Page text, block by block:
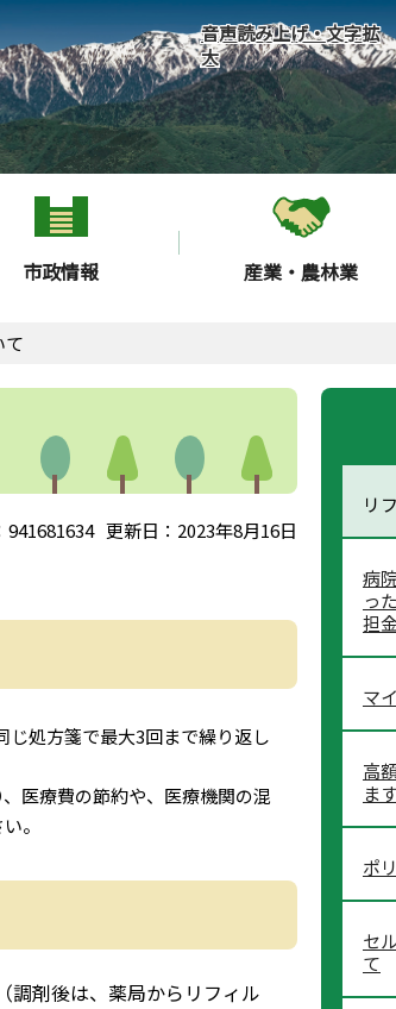
音声読み上げ・文字拡
大
市政情報 産業・農林業
て
941681634 更新日：2023年8月16日
処方箋で最大3回まで繰り返し
医療費の節約や、医療機関の混
。
調剤後は、薬局からリフィル
リ
病
っ
担
マ
高
ま
ポ
セ
て